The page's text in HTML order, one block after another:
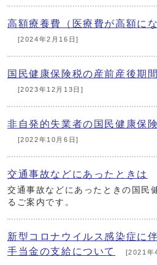
高額療養費（医療費が高額に
[2024年2月16日]
国民健康保険税の産前産後期
[2023年12月13日]
非自発的失業者の国民健康保
[2022年10月6日]
交通事故などにあったときは
交通事故などにあったときの国民
るご案内です。
新型コロナウイルス感染症に
手当金の支給について
[2021年